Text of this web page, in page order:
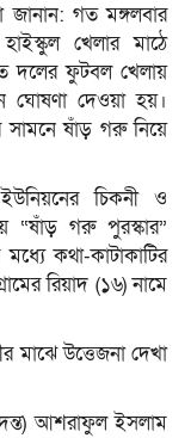
গত মঙ্গলবার
খেলার মাঠে
দলের ফুটবল খেলায়
ঘোষণা দেওয়া হয়।
সামনে ষাঁড় গরু নিয়ে
চিকনী ও
“ষাঁড় গরু পুরস্কার”
কথা-কাটাকাটির
রিয়াদ (১৬) নামে
মাঝে উত্তেজনা দেখা
আশরাফুল ইসলাম